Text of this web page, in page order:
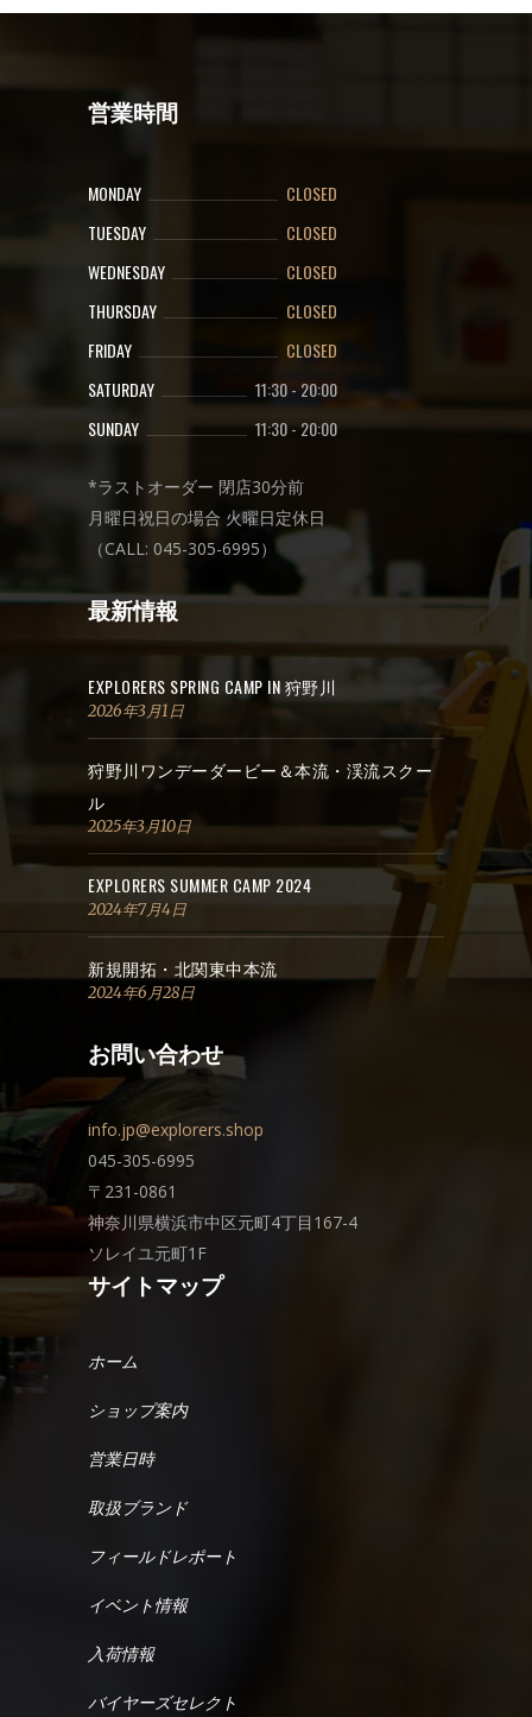
営業時間
MONDAY
CLOSED
TUESDAY
CLOSED
WEDNESDAY
CLOSED
THURSDAY
CLOSED
FRIDAY
CLOSED
SATURDAY
11:30- 20:00
SUNDAY
11:30-20:00
*ラストオーダー 閉店30分前
月曜日祝日の場合 火曜日定休日
（CALL: 045-305-6995）
最新情報
EXPLORERS SPRING CAMP IN 狩野川
2026年3月1日
狩野川ワンデーダービー＆本流・渓流スクー
ル
2025年3月10日
EXPLORERS SUMMER CAMP 2024
2024年7月4日
新規開拓・北関東中本流
2024年6月28日
お問い合わせ
info.jp@explorers.shop
045-305-6995
〒231-0861
神奈川県横浜市中区元町4丁目167-4
ソレイユ元町1F
サイトマップ
ホーム
ショップ案内
営業日時
取扱ブランド
フィールドレポート
イベント情報
入荷情報
バイヤーズセレクト